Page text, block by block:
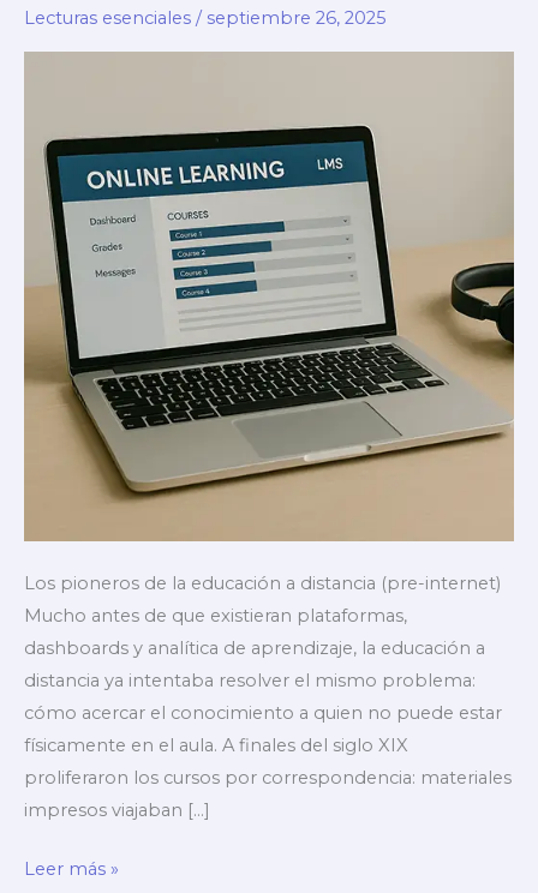
Lecturas esenciales / septiembre 26, 2025
Los pioneros de la educación a distancia (pre-internet)
Mucho antes de que existieran plataformas,
dashboards y analítica de aprendizaje, la educación a
distancia ya intentaba resolver el mismo problema:
cómo acercar el conocimiento a quien no puede estar
físicamente en el aula. A finales del siglo XIX
proliferaron los cursos por correspondencia: materiales
impresos viajaban […]
Historia
Leer más »